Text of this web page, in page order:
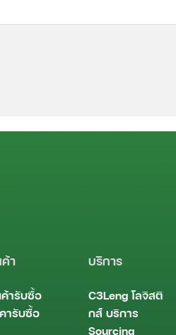
า
ารับซื้อ
ารับซื้อ
บริการ
C3Leng โลจิสติ
กส์ บริการ
Sourcing